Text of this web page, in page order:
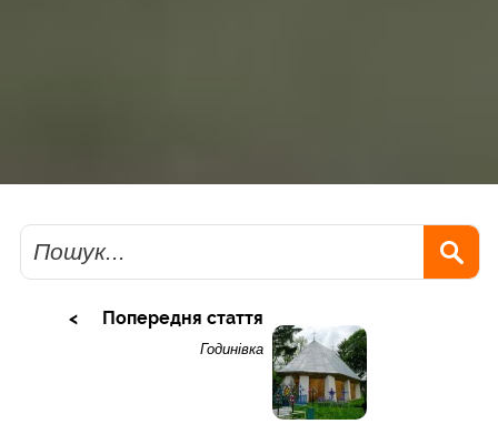
Пошук
Попередня стаття
Годинівка